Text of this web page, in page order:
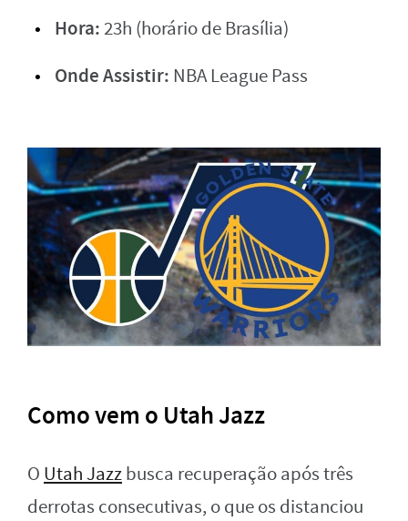
Hora: 23h (horário de Brasília)
Onde Assistir: NBA League Pass
Como vem o Utah Jazz
O Utah Jazzbusca recuperação após três
derrotas consecutivas, o que os distanciou